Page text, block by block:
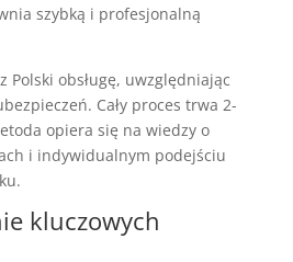
szybką i profesjonalną
Polski obsługę, uwzględniając
Cały proces trwa 2-
opiera się na wiedzy o
i indywidualnym podejściu
kluczowych